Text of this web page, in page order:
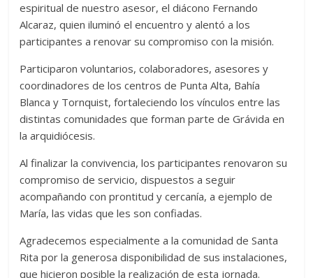
espiritual de nuestro asesor, el diácono Fernando
Alcaraz, quien iluminó el encuentro y alentó a los
participantes a renovar su compromiso con la misión.
Participaron voluntarios, colaboradores, asesores y
coordinadores de los centros de Punta Alta, Bahía
Blanca y Tornquist, fortaleciendo los vínculos entre las
distintas comunidades que forman parte de Grávida en
la arquidiócesis.
Al finalizar la convivencia, los participantes renovaron su
compromiso de servicio, dispuestos a seguir
acompañando con prontitud y cercanía, a ejemplo de
María, las vidas que les son confiadas.
Agradecemos especialmente a la comunidad de Santa
Rita por la generosa disponibilidad de sus instalaciones,
que hicieron posible la realización de esta jornada.